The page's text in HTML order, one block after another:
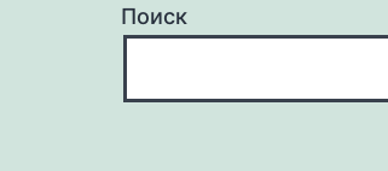
Поиск